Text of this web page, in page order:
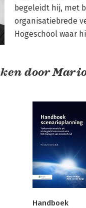
begeleidt hij, met
organisatiebrede
Hogeschool waar
door
Handboek